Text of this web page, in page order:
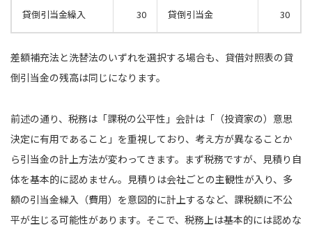
貸倒引当金繰入 30 貸倒引当金 30
差額補充法と洗替法のいずれを選択する場合も、貸借対照表の貸
倒引当金の残高は同じになります。
前述の通り、税務は「課税の公平性」会計は「（投資家の）意思
決定に有用であること」を重視しており、考え方が異なることか
ら引当金の計上方法が変わってきます。まず税務ですが、見積り自
体を基本的に認めません。見積りは会社ごとの主観性が入り、多
額の引当金繰入（費用）を意図的に計上するなど、課税額に不公
平が生じる可能性があります。そこで、税務上は基本的には認めな